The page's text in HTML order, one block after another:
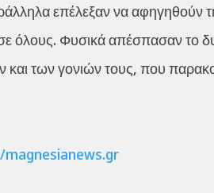
επέλεξαν να αφηγηθούν
όλους. Φυσικά απέσπασαν το
και των γονιών τους, που